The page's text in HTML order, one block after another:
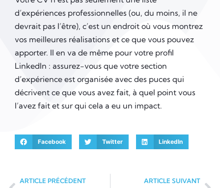
d’expériences professionnelles (ou, du moins, il ne
devrait pas l’être), c’est un endroit où vous montrez
vos meilleures réalisations et ce que vous pouvez
apporter. Il en va de même pour votre profil
LinkedIn : assurez-vous que votre section
d’expérience est organisée avec des puces qui
décrivent ce que vous avez fait, à quel point vous
l’avez fait et sur qui cela a eu un impact.
Facebook Twitter LinkedIn
ARTICLE PRÉCÉDENT ARTICLE SUIVANT